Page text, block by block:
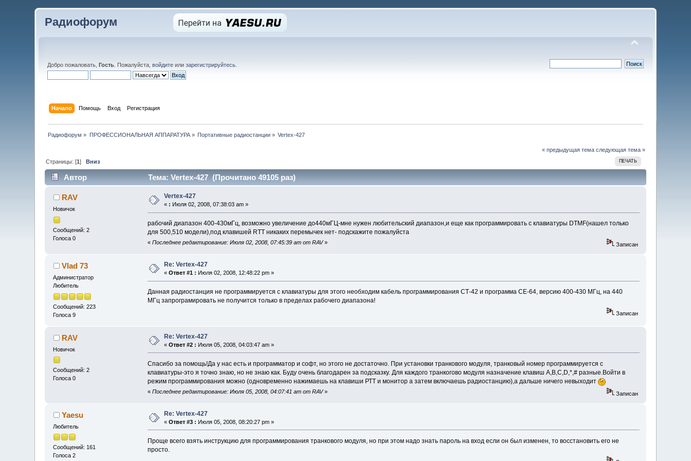
Радиофорум
Добро пожаловать,Гость . Пожалуйста,войдите илизарегистрируйтесь
Начало Помощь Вход Регистрация
Радиофорум » ПРОФЕССИОНАЛЬНАЯ АППАРАТУРА» Портативные радиостанции » Vertex-427
« предыдущая тема следующая тема »
ПЕЧАТЬ
Страницы: [1]Вниз
Автор Тема: Vertex-427 (Прочитано 49105 раз)
RAV
Новичок
Сообщений: 2
Голоса 0
Vertex-427
« : Июля 02, 2008, 07:38:03 am »
рабочий диапазон 400-430мГц, возможно увеличение до440мГЦ-мне нужен любительский диапазон,и еще как программировать с клавиатуры DTMF(нашел только
для 500,510 модели),под клавишей RTT никаких перемычек нет- подскажите пожалуйста
« Последнее редактирование: Июля 02, 2008, 07:45:39 am от RAV» Записан
Vlad 73
Администратор
Любитель
Сообщений: 223
Голоса 9
Re: Vertex-427
«Ответ #1 : Июля 02, 2008, 12:48:22 pm »
Данная радиостанция не программируется с клавиатуры для этого необходим кабель программирования СТ-42 и программа СЕ-64, версию 400-430 МГц, на 440
МГц запрограмировать не получится только в пределах рабочего диапазона!
Записан
RAV
Новичок
Сообщений: 2
Голоса 0
Re: Vertex-427
«Ответ #2 : Июля 05, 2008, 04:03:47 am »
Cпасибо за помощь!Да у нас есть и программатор и софт, но этого не достаточно. При установки транкового модуля, транковый номер программируется с
клавиатуры-это я точно знаю, но не знаю как. Буду очень благодарен за подсказку. Для каждого транкогово модуля назначение клавиш A,B,C,D,*,# разные.Войти в
режим программирования можно (одновременно нажимаешь на клавиши РТТ и монитор а затем включаешь радиостанцию),а дальше ничего невыходит
« Последнее редактирование: Июля 05, 2008, 04:07:41 am от RAV» Записан
Yaesu
Любитель
Сообщений: 161
Голоса 2
Re: Vertex-427
«Ответ #3 : Июля 05, 2008, 08:20:27 pm »
Проще всего взять инструкцию для программирования транкового модуля, но при этом надо знать пароль на вход если он был изменен, то восстановить его не
просто.